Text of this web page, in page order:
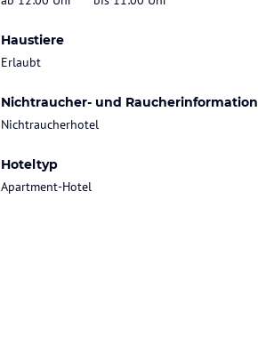
Haustiere
Erlaubt
Nichtraucher- und Raucherinformation
Nichtraucherhotel
Hoteltyp
Apartment-Hotel